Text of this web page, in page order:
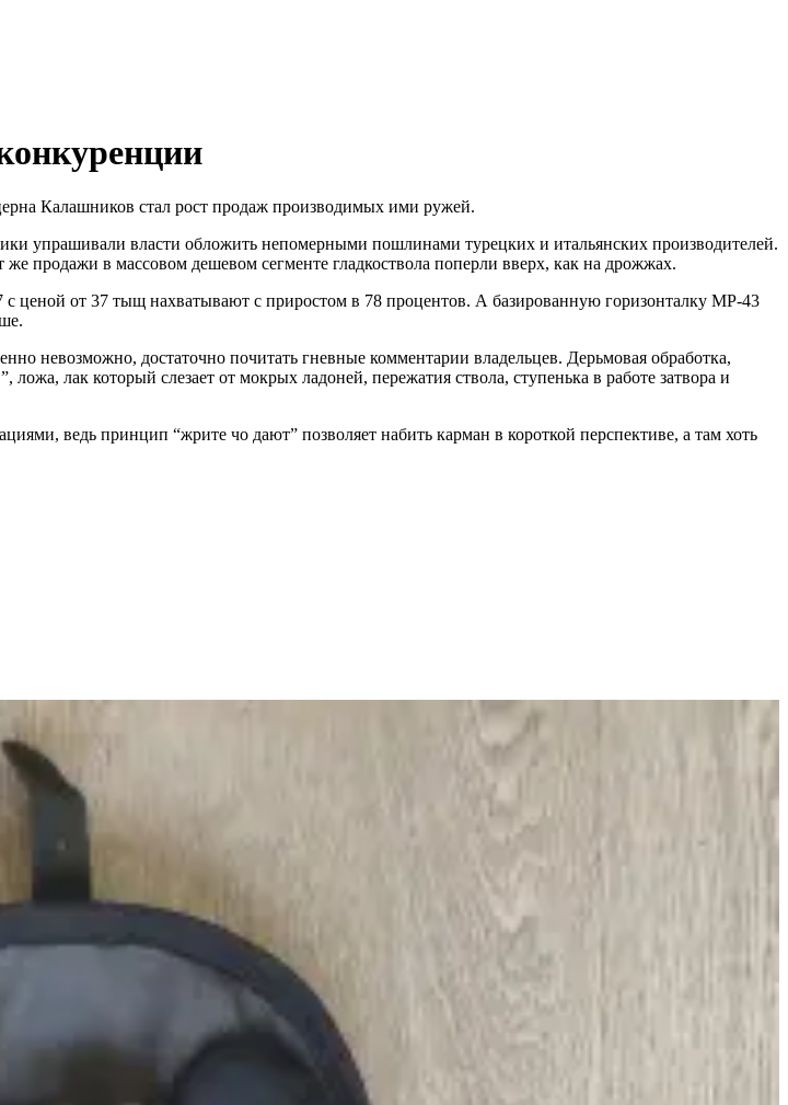
Калашников стал рост продаж производимых ими ружей.
упрашивали власти обложить непомерными пошлинами турецких и итальянских производителей.
продажи в массовом дешевом сегменте гладкоствола поперли вверх, как на дрожжах.
ценой от 37 тыщ нахватывают с приростом в 78 процентов. А базированную горизонталку МР-43
невозможно, достаточно почитать гневные комментарии владельцев. Дерьмовая обработка,
лак который слезает от мокрых ладоней, пережатия ствола, ступенька в работе затвора и
ведь принцип “жрите чо дают” позволяет набить карман в короткой перспективе, а там хоть